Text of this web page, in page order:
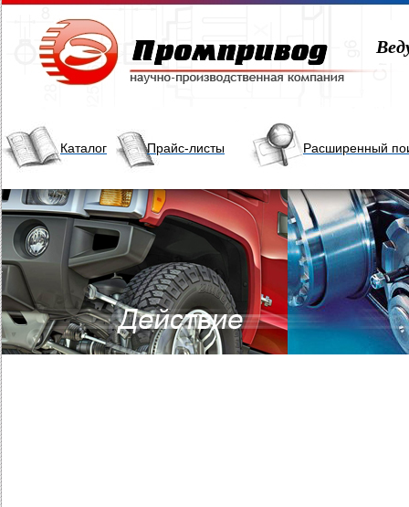
Каталог Прайс-листы Расширенный